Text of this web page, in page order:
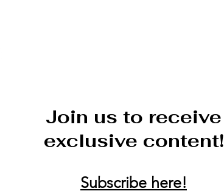
Join us to receive
exclusive content!
Subscribe here!